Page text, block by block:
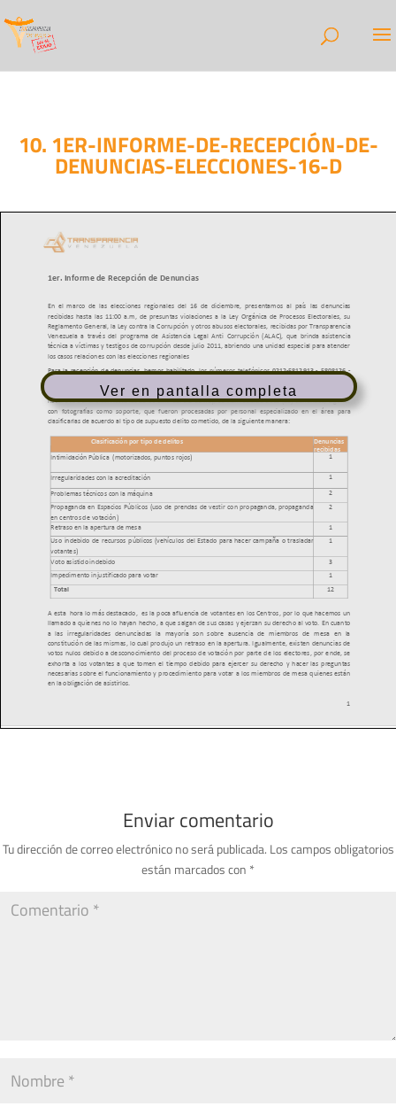
10. 1ER-INFORME-DE-RECEPCIÓN-DE-
DENUNCIAS-ELECCIONES-16-D
Ver en pantalla completa
Enviar comentario
Tu dirección de correo electrónico no será publicada. Los campos obligatorios
están marcados con *